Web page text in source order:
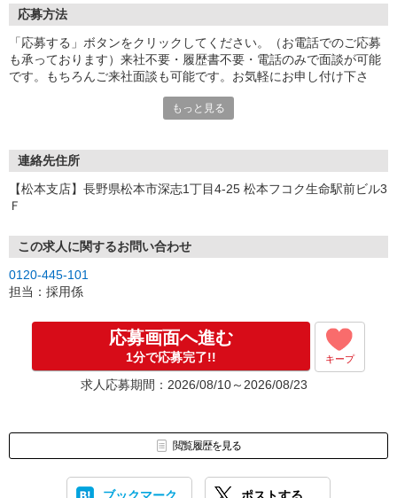
応募方法
「応募する」ボタンをクリックしてください。（お電話でのご応募
も承っております）来社不要・履歴書不要・電話のみで面談が可能
です。もちろんご来社面談も可能です。お気軽にお申し付け下さ
もっと見る
連絡先住所
【松本支店】長野県松本市深志1丁目4-25 松本フコク生命駅前ビル3
Ｆ
この求人に関するお問い合わせ
0120-445-101
担当：採用係
応募画面へ進む
1分で応募完了!! キープ
求人応募期間：2026/08/10～2026/08/23
閲覧履歴を見る